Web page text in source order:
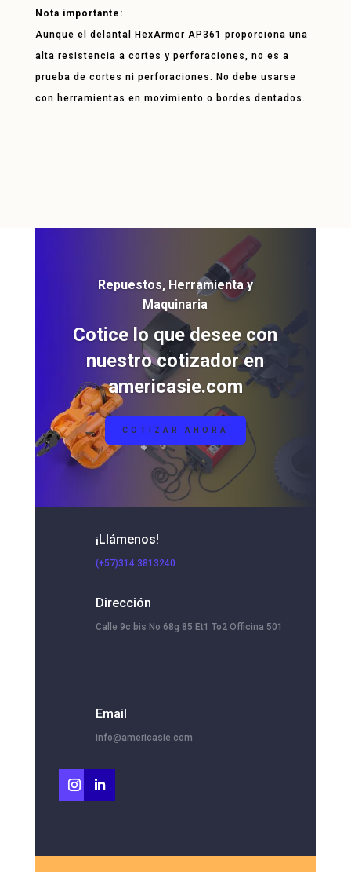
Nota importante:
Aunque el delantal HexArmor AP361 proporciona una
alta resistencia a cortes y perforaciones, no es a
prueba de cortes ni perforaciones. No debe usarse
con herramientas en movimiento o bordes dentados.
Repuestos, Herramienta y
Maquinaria
Cotice lo que desee con
nuestro cotizador en
americasie.com
COTIZAR AHORA
¡Llámenos!
(+57)314 3813240
Dirección
Calle 9c bis No 68g 85 Et1 To2 Officina 501
Email
info@americasie.com